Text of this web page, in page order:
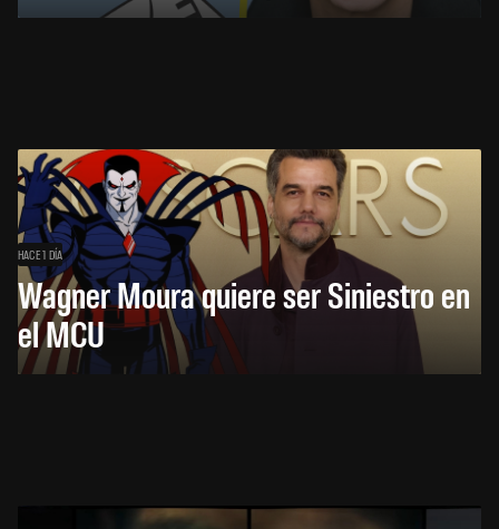
HACE 1 DÍA
Wagner Moura quiere ser Siniestro en
el MCU